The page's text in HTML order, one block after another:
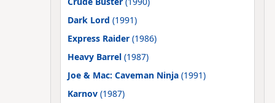
Dark Lord (1991)
Express Raider(1986)
Heavy Barrel(1987)
Joe & Mac: Caveman Ninja(1991)
Karnov(1987)